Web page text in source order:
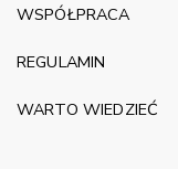
WSPÓŁPRACA
REGULAMIN
WARTO WIEDZIEĆ